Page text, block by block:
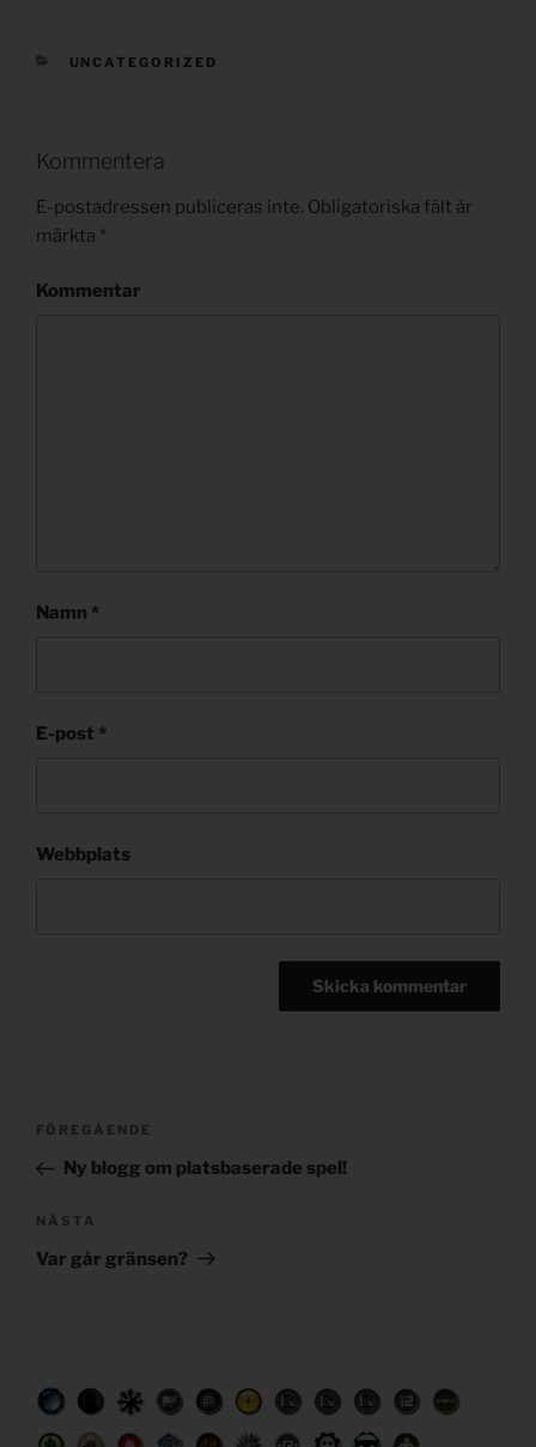
KATEGORIER
UNCATEGORIZED
Kommentera
E-postadressen publiceras inte. Obligatoriska fält är
märkta *
Kommentar
Namn *
E-post *
Webbplats
Post
Föregående
inlägg
FÖREGÅENDE
Ny blogg om platsbaserade spel!
Nästa
inlägg
NÄSTA
Var går gränsen?